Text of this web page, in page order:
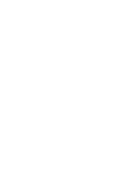
Felipe VI refuerza
Fernando Calero y
encuentro contra el
España restablece
procedentes de Italia
El Málaga cae ante
derrota de la